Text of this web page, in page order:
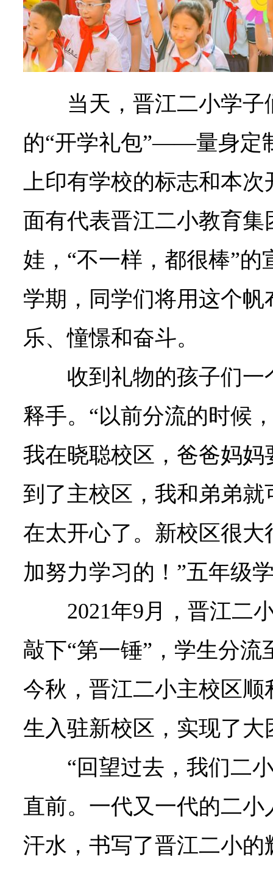
当天，晋江二小学
的“开学礼包”——量身定
上印有学校的标志和本
面有代表晋江二小教育
娃，“不一样，都很棒”
学期，同学们将用这个
乐、憧憬和奋斗。
收到礼物的孩子们
释手。“以前分流的时候
我在晓聪校区，爸爸妈
到了主校区，我和弟弟
在太开心了。新校区很
加努力学习的！”五年级
2021年9月，晋江二
敲下“第一锤”，学生分
今秋，晋江二小主校区
生入驻新校区，实现了大
“回望过去，我们二
直前。一代又一代的二
汗水，书写了晋江二小